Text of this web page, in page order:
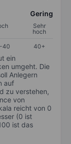
Gering
Sehr
hoch
40 40+
ein
umgeht. Die
Anlegern
auf
zu verstehen,
von
reicht von 0
(0 ist
ist das